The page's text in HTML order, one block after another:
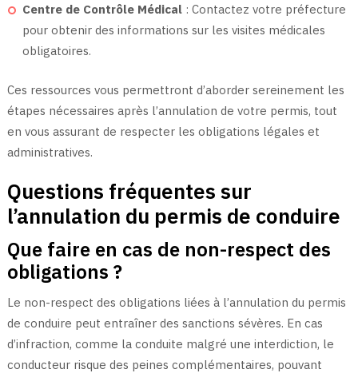
Centre de Contrôle Médical : Contactez votre préfecture
pour obtenir des informations sur les visites médicales
obligatoires.
Ces ressources vous permettront d’aborder sereinement les
étapes nécessaires après l’annulation de votre permis, tout
en vous assurant de respecter les obligations légales et
administratives.
Questions fréquentes sur
l’annulation du permis de conduire
Que faire en cas de non-respect des
obligations ?
Le non-respect des obligations liées à l’annulation du permis
de conduire peut entraîner des sanctions sévères. En cas
d’infraction, comme la conduite malgré une interdiction, le
conducteur risque des peines complémentaires, pouvant